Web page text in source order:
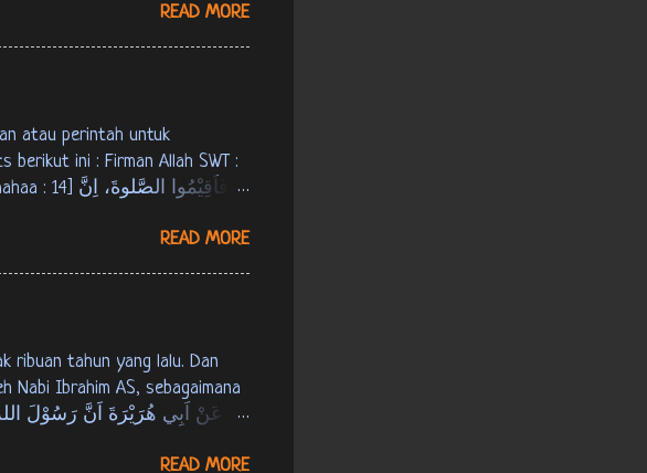
cobaan (yang sebenar-
READ MORE
berikut ini : Firman Allah SWT :
عُمَرَ قَالَ: قَالَ رَسُوْلُ اللهِ
READ MORE
Nabi Ibrahim AS, sebagaimana
[HR. Bukhari juz 7, hal. 143]
READ MORE